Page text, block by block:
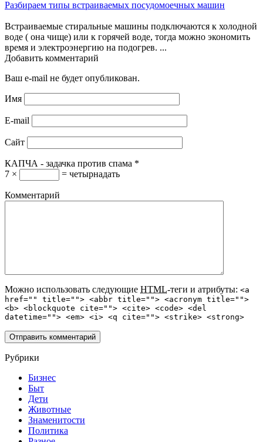
Разбираем типы встраиваемых посудомоечных машин
Встраиваемые стиральные машины подключаются к холодной
воде ( она чище) или к горячей воде, тогда можно экономить
время и электроэнергию на подогрев. ...
Добавить комментарий
Ваш e-mail не будет опубликован.
Имя
E-mail
Сайт
КАПЧА - задачка против спама *
7 ×
= четырнадать
Комментарий
Можно использовать следующие HTML-теги и атрибуты: <a
href="" title=""> <abbr title=""> <acronym title="">
<b> <blockquote cite=""> <cite> <code> <del
datetime=""> <em> <i> <q cite=""> <strike> <strong>
Рубрики
Бизнес
Быт
Дети
Животные
Знаменитости
Политика